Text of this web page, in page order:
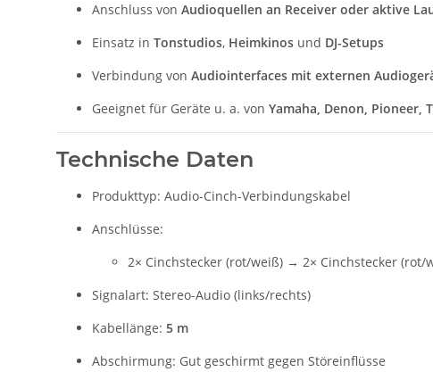
Anschluss von Audioquellen an Receiver oder aktive
Einsatz in Tonstudios, Heimkinos und DJ-Setups
Verbindung von Audiointerfaces mit externen
Geeignet für Geräte u. a. von Yamaha, Denon, Pioneer,
Technische Daten
Produkttyp: Audio-Cinch-Verbindungskabel
Anschlüsse:
2× Cinchstecker (rot/weiß) → 2× Cinchstecker (rot/
Signalart: Stereo-Audio (links/rechts)
Kabellänge: 5 m
Abschirmung: Gut geschirmt gegen Störeinflüsse